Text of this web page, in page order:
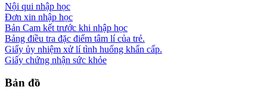
Nội qui nhập học
Đơn xin nhập học
Bản Cam kết trước khi nhập học
Bảng điều tra đặc điểm tâm lí của trẻ.
Giấy ủy nhiệm xử lí tình huống khẩn cấp.
Giấy chứng nhận sức khỏe
Bản đồ